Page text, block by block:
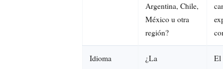
Argentina, Chile,
México u otra
región?
Idioma
¿La
El